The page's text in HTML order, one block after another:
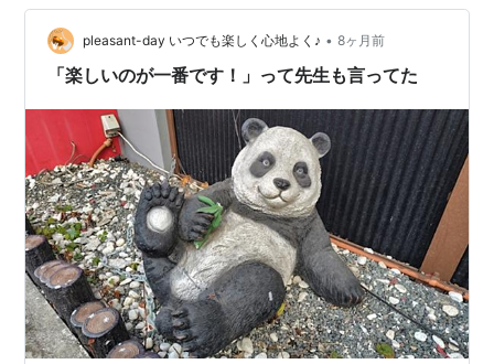
り余る時間があってこそだ。そしてその心優しい嘘にい
つまでも甘えることをしない、少女の強さにやはりちょ
っと涙する。 北京でのハーゲンダッツアイスクリーム一
pleasant-day いつでも楽しく心地よく♪ • 8ヶ月前
「楽しいのが一番です！」って先生も言ってた